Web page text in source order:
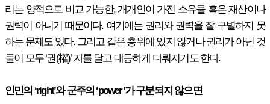
리는 양적으로 비교 가능한, 개개인이 가진 소유물 혹은 재산이나
권력이 아니기 때문이다. 여기에는 권리와 권력을 잘 구별하지 못
하는 문제도 있다. 그리고 같은 층위에 있지 않거나 권리가 아닌 것
들이 모두 ‘권(權)’ 자를 달고 대등하게 다뤄지기도 한다.
인민의 ‘right’와 군주의 ‘power’가 구분되지 않으면